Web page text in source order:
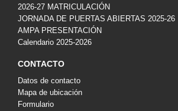
2026-27 MATRICULACIÓN
JORNADA DE PUERTAS ABIERTAS 2025-26
AMPA PRESENTACIÓN
Calendario 2025-2026
CONTACTO
Datos de contacto
Mapa de ubicación
Formulario